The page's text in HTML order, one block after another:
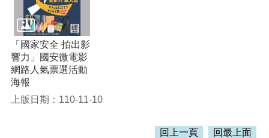
首
頁
網
站
導
覽
「國家安全 拍出影
響力」國安微電影
網路人氣票選活動
海報
上版日期：110-11-10
回上一頁 回最上面